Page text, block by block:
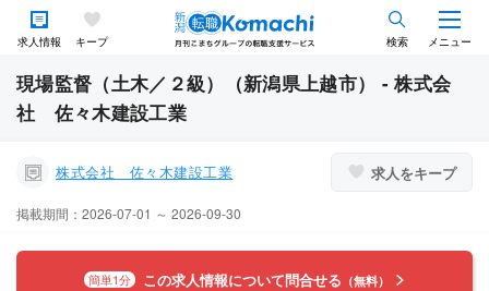
求人情報 キープ 検索 メニュー
現場監督（土木／２級）（新潟県上越市） - 株式会
社 佐々木建設工業
株式会社 佐々木建設工業 求人をキープ
掲載期間：2026-07-01 ～ 2026-09-30
簡単1分 この求人情報について問合せる （無料）